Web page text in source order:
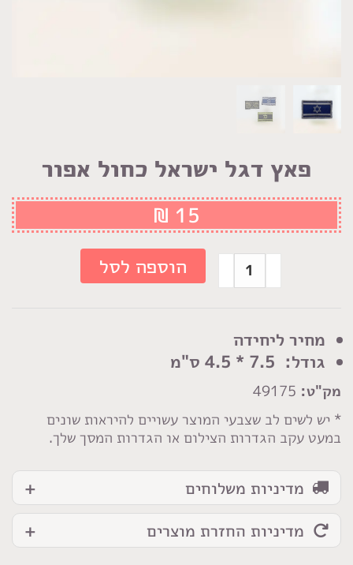
פאץ דגל ישראל כחול אפור
מחיר ליחידה
גודל: 7.5 * 4.5 ס"מ
מק"ט:
* יש לשים לב שצבעי המוצר עשויים להיראות שונים
במעט עקב הגדרות הצילום או הגדרות המסך שלך.
₪ 15
כמות
של
דגל
ישראל
כחול
אפור
הוספה לסל
מדיניות משלוחים
מדיניות החזרת מוצרים